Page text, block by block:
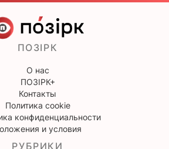
ПОЗІРК
О нас
ПОЗІРК+
Контакты
Политика cookie
конфиденциальности
и условия
РУБРИКИ